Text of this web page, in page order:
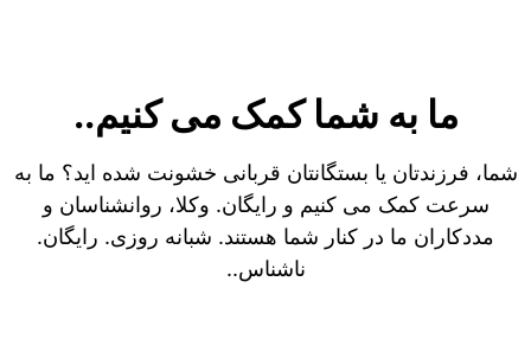
ما به شما کمک می کنیم..
شما، فرزندتان یا بستگانتان قربانی خشونت شده اید؟ ما به
سرعت کمک می کنیم و رایگان. وکلا، روانشناسان و
مددکاران ما در کنار شما هستند. شبانه روزی. رایگان.
ناشناس..